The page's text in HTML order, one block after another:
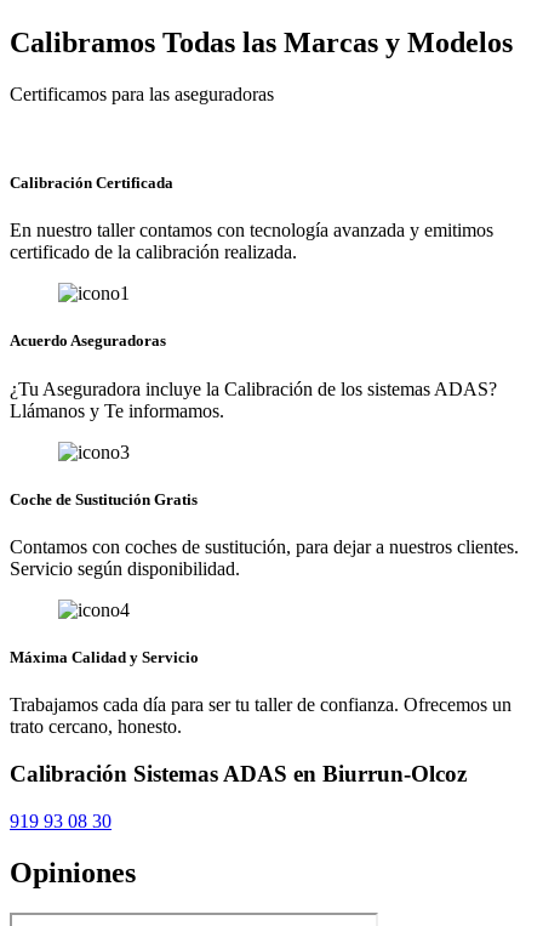
Calibramos Todas las Marcas y Modelos
Certificamos para las aseguradoras
Calibración Certificada
En nuestro taller contamos con tecnología avanzada y emitimos
certificado de la calibración realizada.
Acuerdo Aseguradoras
¿Tu Aseguradora incluye la Calibración de los sistemas ADAS?
Llámanos y Te informamos.
Coche de Sustitución Gratis
Contamos con coches de sustitución, para dejar a nuestros clientes.
Servicio según disponibilidad.
Máxima Calidad y Servicio
Trabajamos cada día para ser tu taller de confianza. Ofrecemos un
trato cercano, honesto.
Calibración Sistemas ADAS en Biurrun-Olcoz
919 93 08 30
Opiniones